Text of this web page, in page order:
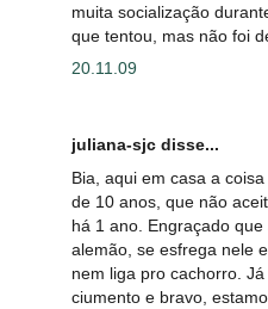
muita socialização
que tentou, mas não foi
20.11.09
juliana-sjc disse...
Bia, aqui em casa a
de 10 anos, que não
há 1 ano. Engraçado
alemão, se esfrega nele
nem liga pro cachorro.
ciumento e bravo,